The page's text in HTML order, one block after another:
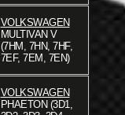
VOLKSWAGEN
MULTIVAN V
(7HM, 7HN, 7HF,
7EF, 7EM, 7EN)
VOLKSWAGEN
PHAETON (3D1,